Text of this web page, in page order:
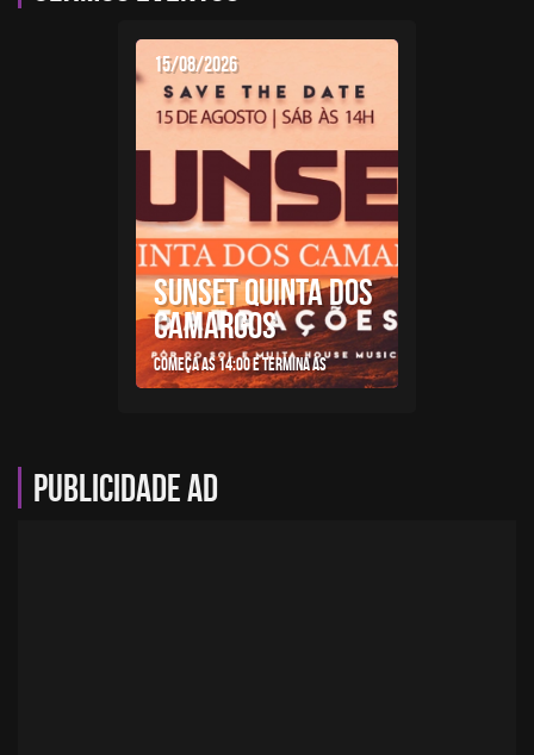
15/08/2026
SUNSET QUINTA DOS
CAMARGOS
Começa as 14:00 e termina as
Publicidade AD